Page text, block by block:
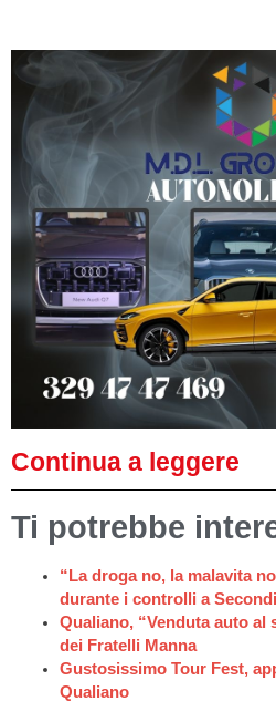
Continua a leggere
Ti potrebbe
“La droga no, la malavita
durante i controlli a
Qualiano, “Venduta auto al
dei Fratelli Manna
Gustosissimo Tour Fest,
Qualiano